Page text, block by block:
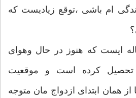
ام باشی ،توقع زیادیست که
من مرد 30 ساله ایست که هنوز در حال وهوای
تحصیل کرده است و موقعیت
از همان ابتدای ازدواج مان متوجه